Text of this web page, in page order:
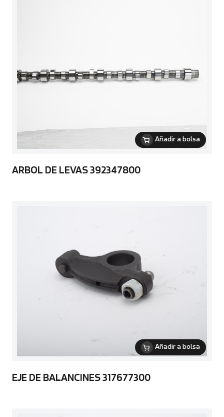
Añadir a bolsa
ARBOL DE LEVAS 392347800
Añadir a bolsa
EJE DE BALANCINES 317677300